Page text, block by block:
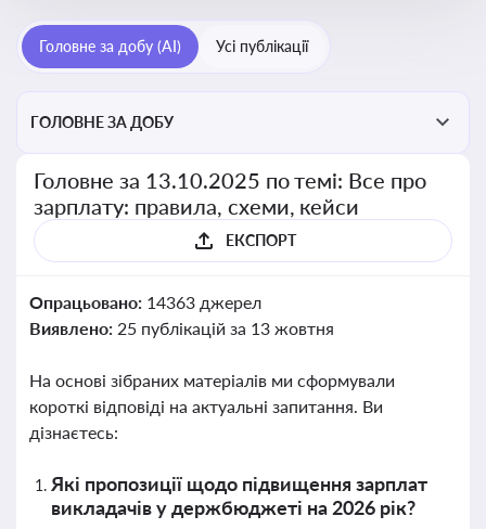
інформації про можливі схеми зловживань
Головне за добу (AI) Усі публікації
ГОЛОВНЕ ЗА ДОБУ
Головне за 13.10.2025 по темі: Все про
зарплату: правила, схеми, кейси
ЕКСПОРТ
Опрацьовано: 14363 джерел
Виявлено: 25 публікацій за 13 жовтня
На основі зібраних матеріалів ми сформували
короткі відповіді на актуальні запитання. Ви
дізнаєтесь:
Які пропозиції щодо підвищення зарплат
викладачів у держбюджеті на 2026 рік?